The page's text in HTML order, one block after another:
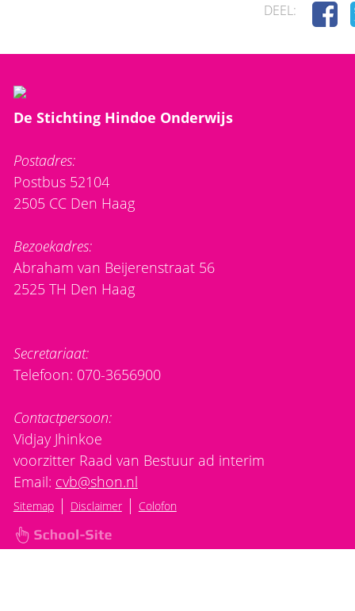
DEEL:
De Stichting Hindoe Onderwijs
Postadres:
Postbus 52104
2505 CC Den Haag
Bezoekadres:
Abraham van Beijerenstraat 56
2525 TH Den Haag
Secretariaat:
Telefoon: 070-3656900
Contactpersoon:
Vidjay Jhinkoe
voorzitter Raad van Bestuur ad interim
Email: cvb@shon.nl
Sitemap| Disclaimer| Colofon